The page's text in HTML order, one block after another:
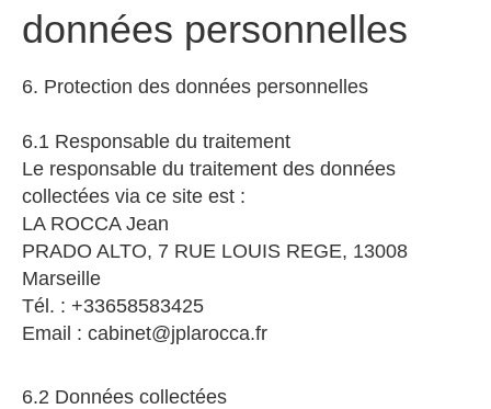
données personnelles
6. Protection des données personnelles
6.1 Responsable du traitement
Le responsable du traitement des données
collectées via ce site est :
LA ROCCA Jean
PRADO ALTO, 7 RUE LOUIS REGE, 13008
Marseille
Tél. : +33658583425
Email : cabinet@jplarocca.fr
6.2 Données collectées